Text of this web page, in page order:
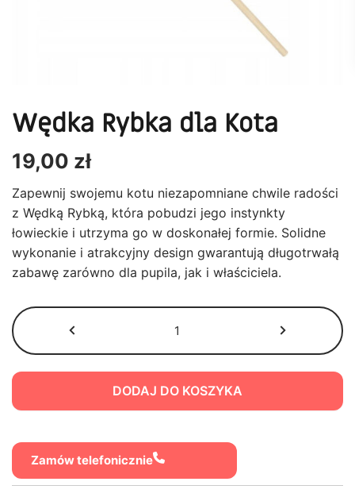
Wędka Rybka dla Kota
19,00 zł
Zapewnij swojemu kotu niezapomniane chwile radości
z Wędką Rybką, która pobudzi jego instynkty
łowieckie i utrzyma go w doskonałej formie. Solidne
wykonanie i atrakcyjny design gwarantują długotrwałą
zabawę zarówno dla pupila, jak i właściciela.
Wędka
Rybka
dla
Kota
Zamów telefonicznie